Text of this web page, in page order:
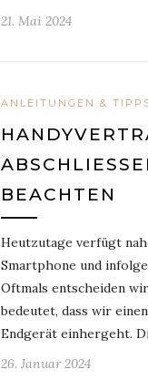
21. Mai 2024
ANLEITUNGEN &
EACHTEN
Heutzutage verfügt
Smartphone und
Oftmals entscheiden
bedeutet, dass wir
Endgerät einhergeht.
26. Januar 2024